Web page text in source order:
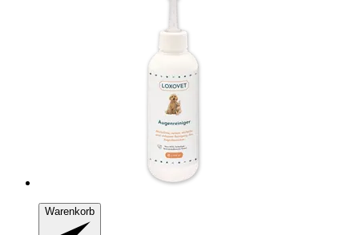
Warenkorb